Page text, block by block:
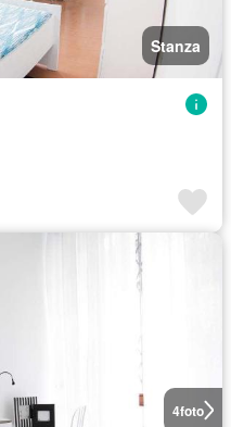
Stanza
4foto